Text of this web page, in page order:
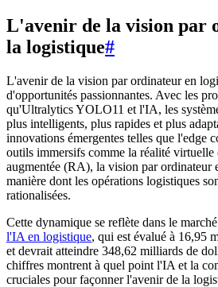
L'avenir de la vision par
la logistique#
L'avenir de la vision par ordinateur en
d'opportunités passionnantes. Avec les
qu'Ultralytics YOLO11 et l'IA, les
plus intelligents, plus rapides et plus
innovations émergentes telles que l'edge
outils immersifs comme la réalité
augmentée (RA), la vision par ordinateur
manière dont les opérations logistiques
rationalisées.
Cette dynamique se reflète dans le
l'IA en logistique, qui est évalué à 16,95
et devrait atteindre 348,62 milliards de
chiffres montrent à quel point l'IA et la
cruciales pour façonner l'avenir de la